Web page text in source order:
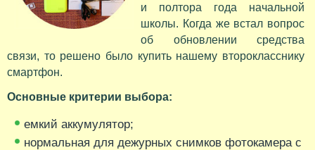
и полтора года начальной
школы. Когда же встал вопрос
об обновлении средства
связи, то решено было купить нашему второкласснику
смартфон.
Основные критерии выбора:
емкий аккумулятор;
нормальная для дежурных снимков фотокамера с